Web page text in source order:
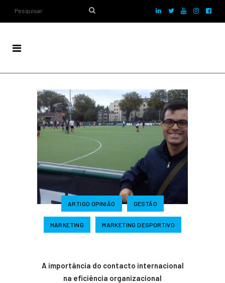
ARTIGO OPINIÃO GESTÃO
MARKETING MARKETING DESPORTIVO
A importância do contacto internacional
na eficiência organizacional